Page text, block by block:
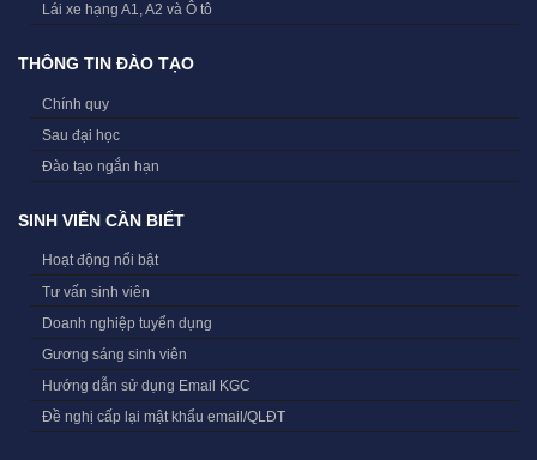
Lái xe hạng A1, A2 và Ô tô
THÔNG TIN ĐÀO TẠO
Chính quy
Sau đại học
Đào tạo ngắn hạn
SINH VIÊN CẦN BIẾT
Hoạt động nổi bật
Tư vấn sinh viên
Doanh nghiệp tuyển dụng
Gương sáng sinh viên
Hướng dẫn sử dụng Email KGC
Đề nghị cấp lại mật khẩu email/QLĐT